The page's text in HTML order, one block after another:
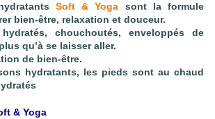
Soft & Yoga sont la formule
bien-être, relaxation et douceur.
chouchoutés, enveloppés de
qu’à se laisser aller.
de bien-être.
hydratants, les pieds sont au chaud
& Yoga